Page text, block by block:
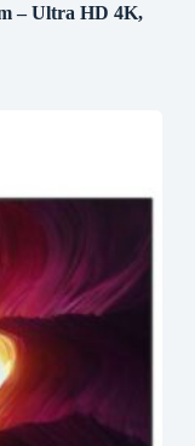
– Ultra HD 4K,